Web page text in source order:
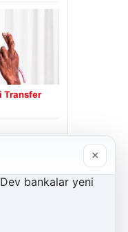
Transfer
×